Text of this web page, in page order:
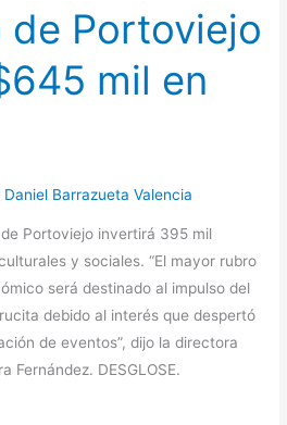
de Portoviejo
mil en
Daniel Barrazueta Valencia
Portoviejo invertirá 395 mil
y sociales. “El mayor rubro
será destinado al impulso del
debido al interés que despertó
de eventos”, dijo la directora
Fernández. DESGLOSE.